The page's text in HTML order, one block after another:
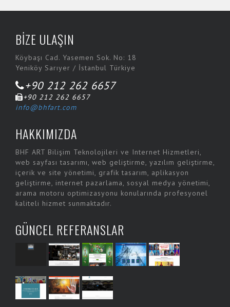
BİZE ULAŞIN
Köybaşı Cad. Yasemen Sok. No: 18
Yeniköy Sarıyer / İstanbul Türkiye
+90 212 262 6657
+90 212 262 6657
info@bhfart.com
HAKKIMIZDA
BHF ART Bilişim Teknolojileri ve Internet Hizmetleri,
web sayfası tasarımı, web geliştirme, yazılım geliştirme,
içerik ve site yönetimi, grafik tasarım, aplikasyon
geliştirme, internet pazarlama, sosyal medya yönetimi,
arama motoru optimizasyonu konularında profesyonel
kaliteli hizmet sunmaktadır.
GÜNCEL REFERANSLAR